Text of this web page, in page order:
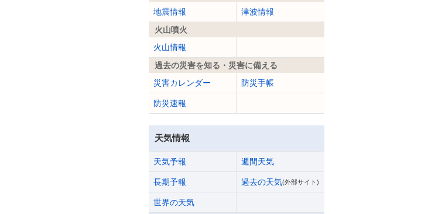
地震情報
津波情報
火山噴火
火山情報
過去の災害を知る・災害に備える
災害カレンダー
防災手帳
防災速報
天気情報
天気予報 週間天気
長期予報 過去の天気(外部サイト)
世界の天気